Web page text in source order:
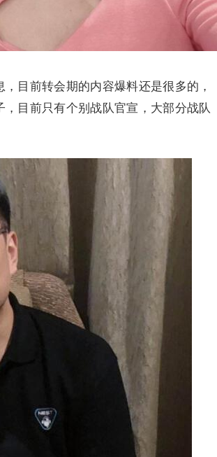
目前转会期的内容爆料还是很多的，
目前只有个别战队官宣，大部分战队